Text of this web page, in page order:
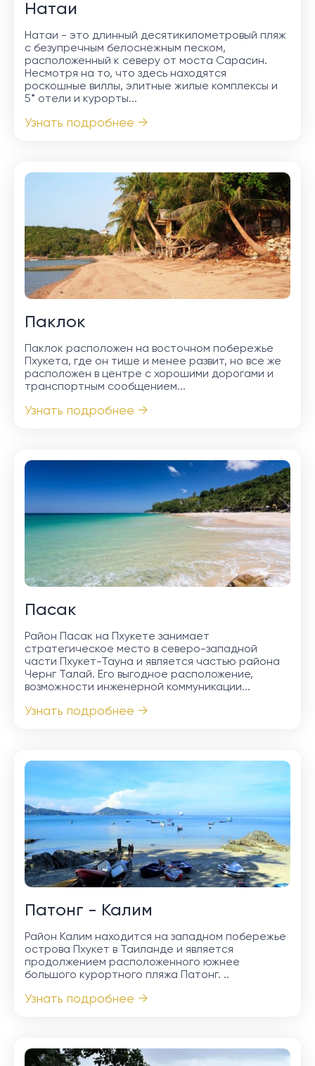
Натаи
Натаи - это длинный десятикилометровый пляж
с безупречным белоснежным песком,
расположенный к северу от моста Сарасин.
Несмотря на то, что здесь находятся
роскошные виллы, элитные жилые комплексы и
5* отели и курорты...
Узнать подробнее →
Паклок
Паклок расположен на восточном побережье
Пхукета, где он тише и менее развит, но все же
расположен в центре с хорошими дорогами и
транспортным сообщением...
Узнать подробнее →
Пасак
Район Пасак на Пхукете занимает
стратегическое место в северо-западной
части Пхукет-Тауна и является частью района
Чернг Талай. Его выгодное расположение,
возможности инженерной коммуникации...
Узнать подробнее →
Патонг - Калим
Район Калим находится на западном побережье
острова Пхукет в Таиланде и является
продолжением расположенного южнее
большого курортного пляжа Патонг. ..
Узнать подробнее →